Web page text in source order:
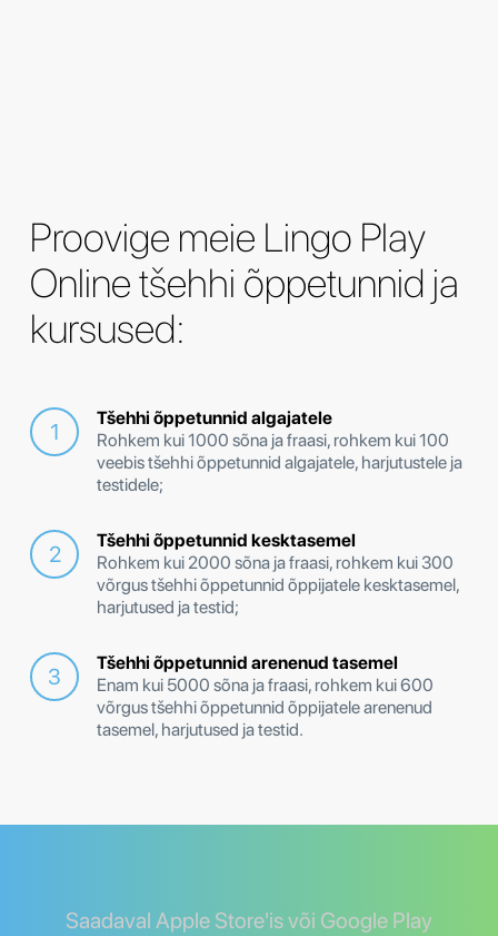
Proovige meie Lingo Play
Online tšehhi õppetunnid ja
kursused:
Tšehhi õppetunnid algajatele
Rohkem kui 1000 sõna ja fraasi, rohkem kui 100
veebis tšehhi õppetunnid algajatele, harjutustele ja
testidele;
Tšehhi õppetunnid kesktasemel
Rohkem kui 2000 sõna ja fraasi, rohkem kui 300
võrgus tšehhi õppetunnid õppijatele kesktasemel,
harjutused ja testid;
Tšehhi õppetunnid arenenud tasemel
Enam kui 5000 sõna ja fraasi, rohkem kui 600
võrgus tšehhi õppetunnid õppijatele arenenud
tasemel, harjutused ja testid.
Saadaval Apple Store'is või Google Play